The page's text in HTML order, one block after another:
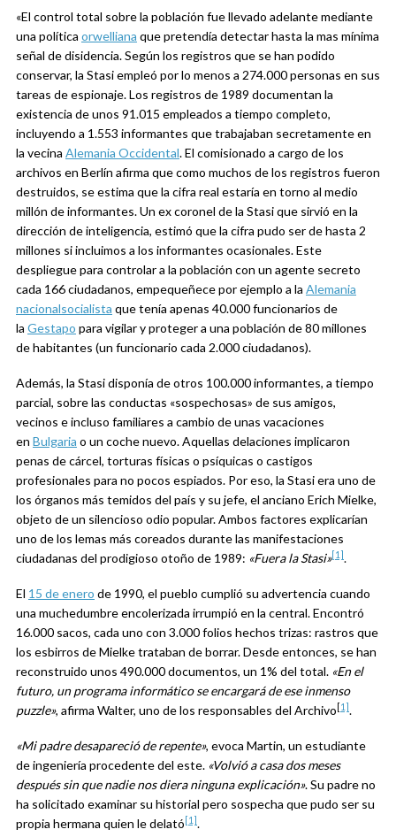
«El control total sobre la población fue llevado adelante mediante
una política orwelliana que pretendía detectar hasta la mas mínima
señal de disidencia. Según los registros que se han podido
conservar, la Stasi empleó por lo menos a 274.000 personas en sus
tareas de espionaje. Los registros de 1989 documentan la
existencia de unos 91.015 empleados a tiempo completo,
incluyendo a 1.553 informantes que trabajaban secretamente en
la vecina Alemania Occidental. El comisionado a cargo de los
archivos en Berlín afirma que como muchos de los registros fueron
destruidos, se estima que la cifra real estaría en torno al medio
millón de informantes. Un ex coronel de la Stasi que sirvió en la
dirección de inteligencia, estimó que la cifra pudo ser de hasta 2
millones si incluimos a los informantes ocasionales. Este
despliegue para controlar a la población con un agente secreto
cada 166 ciudadanos, empequeñece por ejemplo a la Alemania
nacionalsocialista que tenía apenas 40.000 funcionarios de
la Gestapo para vigilar y proteger a una población de 80 millones
de habitantes (un funcionario cada 2.000 ciudadanos).
Además, la Stasi disponía de otros 100.000 informantes, a tiempo
parcial, sobre las conductas «sospechosas» de sus amigos,
vecinos e incluso familiares a cambio de unas vacaciones
en Bulgaria o un coche nuevo. Aquellas delaciones implicaron
penas de cárcel, torturas físicas o psíquicas o castigos
profesionales para no pocos espiados. Por eso, la Stasi era uno de
los órganos más temidos del país y su jefe, el anciano Erich Mielke,
objeto de un silencioso odio popular. Ambos factores explicarían
uno de los lemas más coreados durante las manifestaciones
ciudadanas del prodigioso otoño de 1989: «Fuera la Stasi»[1].
El 15 de enero de 1990, el pueblo cumplió su advertencia cuando
una muchedumbre encolerizada irrumpió en la central. Encontró
16.000 sacos, cada uno con 3.000 folios hechos trizas: rastros que
los esbirros de Mielke trataban de borrar. Desde entonces, se han
reconstruido unos 490.000 documentos, un 1% del total. «En el
futuro, un programa informático se encargará de ese inmenso
puzzle», afirma Walter, uno de los responsables del Archivo [1].
«Mi padre desapareció de repente», evoca Martin, un estudiante
de ingeniería procedente del este. «Volvió a casa dos meses
después sin que nadie nos diera ninguna explicación». Su padre no
ha solicitado examinar su historial pero sospecha que pudo ser su
propia hermana quien le delató [1].